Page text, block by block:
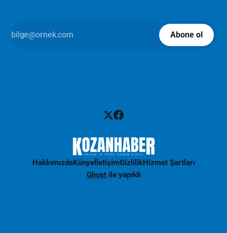
Abone ol
HakkımızdaKünyeİletişimGizlilikHizmet Şartları
Ghostile yapıldı